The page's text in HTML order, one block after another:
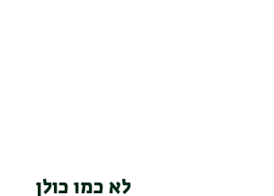
לא כמו כולן